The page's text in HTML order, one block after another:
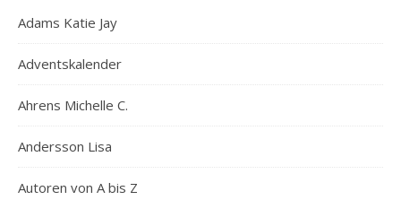
Adams Katie Jay
Adventskalender
Ahrens Michelle C.
Andersson Lisa
Autoren von A bis Z